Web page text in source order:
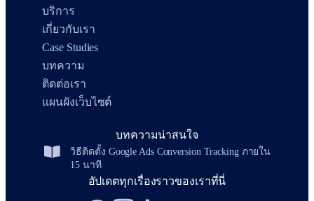
บริการ
เกี่ยวกับเรา
Case Studies
บทความ
ติดต่อเรา
แผนผังเว็บไซต์
บทความน่าสนใจ
วิธีติดตั้ง Google Ads Conversion Tracking ภายใน
15 นาที
อัปเดตทุกเรื่องราวของเราที่นี่